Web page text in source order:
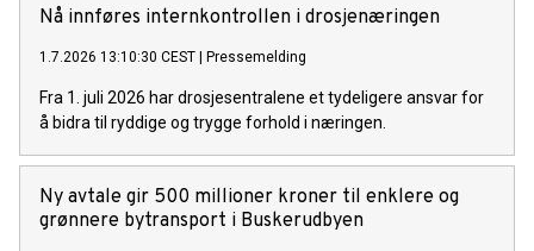
fremskynde overgangen til nullutslippsvarebiler.
Nå innføres internkontrollen i drosjenæringen
1.7.2026 13:10:30 CEST Pressemelding
Fra 1. juli 2026 har drosjesentralene et tydeligere ansvar for
å bidra til ryddige og trygge forhold i næringen.
Ny avtale gir 500 millioner kroner til enklere og
grønnere bytransport i Buskerudbyen